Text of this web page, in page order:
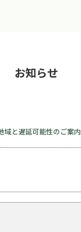
お知らせ
域と遅延可能性のご案内